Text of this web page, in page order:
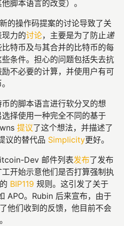
脚本语言的改变）。
的操作码提案的讨论导致了关
力的讨论，主要是为了防止递
特币及与其合并的比特币的每
条件。担心的问题包括失去抗
励不必要的计算，并使用户有可
的脚本语言进行软分叉的想
择使用一种完全不同的基于
提议了这个想法，并描述了
议的替代品 Simplicity更好。
Dev 邮件列表发布了发布
开始示意他们是否打算强制执
BIP119 规则。这引发了关于
APO。Rubin 后来宣布，由于
他们收到的反馈，他目前不会